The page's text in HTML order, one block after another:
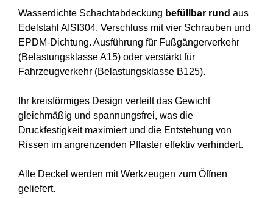
Wasserdichte Schachtabdeckung befüllbar rund aus
Edelstahl AISI304. Verschluss mit vier Schrauben und
EPDM-Dichtung. Ausführung für Fußgängerverkehr
(Belastungsklasse A15) oder verstärkt für
Fahrzeugverkehr (Belastungsklasse B125).
Ihr kreisförmiges Design verteilt das Gewicht
gleichmäßig und spannungsfrei, was die
Druckfestigkeit maximiert und die Entstehung von
Rissen im angrenzenden Pflaster effektiv verhindert.
Alle Deckel werden mit Werkzeugen zum Öffnen
geliefert.